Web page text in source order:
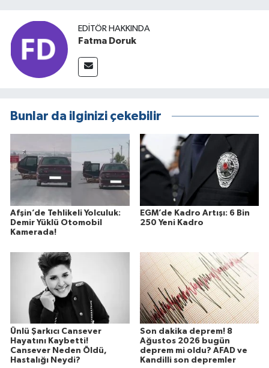
EDITÖR HAKKINDA
Fatma Doruk
Bunlar da ilginizi çekebilir
Afşin’de Tehlikeli Yolculuk:
Demir Yüklü Otomobil
Kamerada!
EGM’de Kadro Artışı: 6 Bin
250 Yeni Kadro
Ünlü Şarkıcı Cansever
Hayatını Kaybetti!
Cansever Neden Öldü,
Hastalığı Neydi?
Son dakika deprem! 8
Ağustos 2026 bugün
deprem mi oldu? AFAD ve
Kandilli son depremler